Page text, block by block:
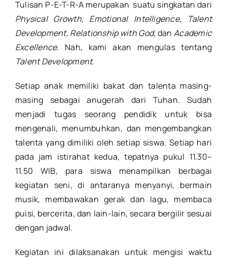
Tulisan P-E-T-R-A merupakan suatu singkatan dari
Physical Growth, Emotional Intelligence, Talent
Development, Relationship with God, danAcademic
Excellence. Nah, kami akan mengulas tentang
Talent Development.
Setiap anak memiliki bakat dan talenta masing-
masing sebagai anugerah dari Tuhan. Sudah
menjadi tugas seorang pendidik untuk bisa
mengenali, menumbuhkan, dan mengembangkan
talenta yang dimiliki oleh setiap siswa. Setiap hari
pada jam istirahat kedua, tepatnya pukul 11.30–
11.50 WIB, para siswa menampilkan berbagai
kegiatan seni, di antaranya menyanyi, bermain
musik, membawakan gerak dan lagu, membaca
puisi, bercerita, dan lain-lain, secara bergilir sesuai
dengan jadwal.
Kegiatan ini dilaksanakan untuk mengisi waktu